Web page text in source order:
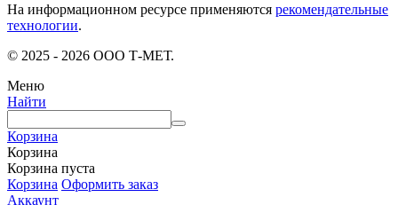
На информационном ресурсе применяются рекомендательные
технологии.
© 2025 - 2026 ООО Т-МЕТ.
Меню
Найти
Корзина
Корзина
Корзина пуста
Корзина Оформить заказ
Аккаунт